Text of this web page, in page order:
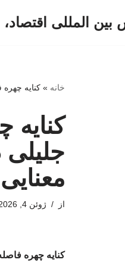
بین المللی
خانه »کنایه
کنایه
از ژوئن 4, 2026
کنایه چهره